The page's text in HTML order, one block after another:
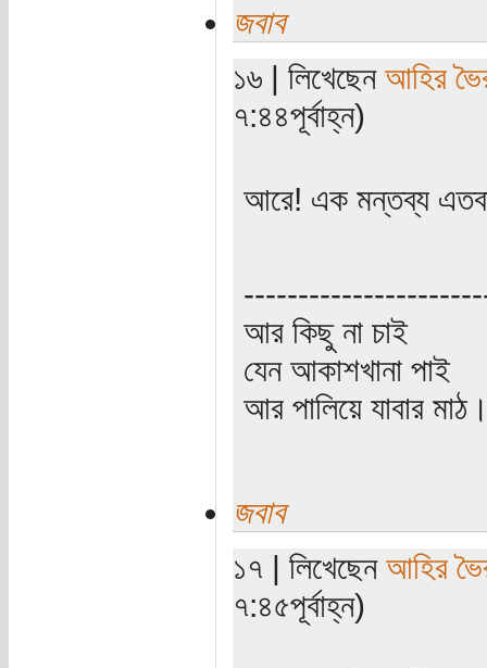
জবাব
১৬ | লিখেছেন আহির
৭:৪৪পূর্বাহ্ন)
আরে! এক মন্তব্য
আর কিছু না চাই
যেন আকাশখানা পাই
আর পালিয়ে যাবার
জবাব
১৭ | লিখেছেন আহির
৭:৪৫পূর্বাহ্ন)